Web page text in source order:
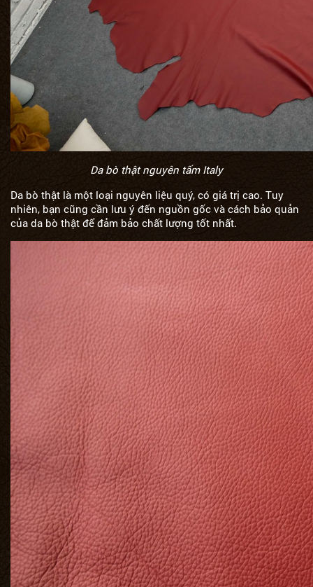
Da bò thật nguyên tấm Italy
Da bò thật là một loại nguyên liệu quý, có giá trị cao. Tuy
nhiên, bạn cũng cần lưu ý đến nguồn gốc và cách bảo quản
của da bò thật để đảm bảo chất lượng tốt nhất.